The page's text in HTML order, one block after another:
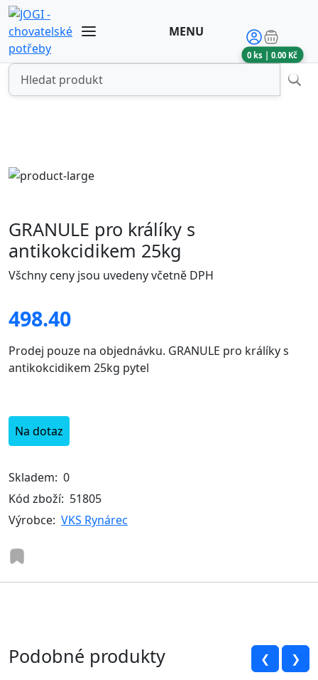
MENU
0 ks |0.00 Kč
GRANULE pro králíky s
antikokcidikem 25kg
Všchny ceny jsou uvedeny včetně DPH
498.40
Prodej pouze na objednávku. GRANULE pro králíky s
antikokcidikem 25kg pytel
Na dotaz
Skladem: 0
Kód zboží: 51805
Výrobce: VKS Rynárec
Podobné produkty ❮ ❯